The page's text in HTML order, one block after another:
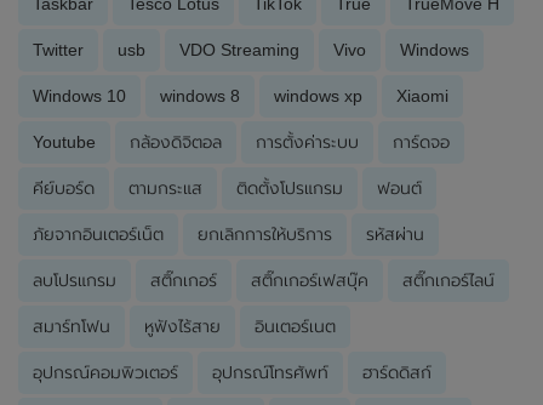
Taskbar Tesco Lotus TikTok True TrueMove H
Twitter usb VDO Streaming Vivo Windows
Windows 10 windows 8 windows xp Xiaomi
Youtube กล้องดิจิตอล การตั้งค่าระบบ การ์ดจอ
คีย์บอร์ด ตามกระแส ติดตั้งโปรแกรม ฟอนต์
ภัยจากอินเตอร์เน็ต ยกเลิกการให้บริการ รหัสผ่าน
ลบโปรแกรม สติ๊กเกอร์ สติ๊กเกอร์เฟสบุ๊ค สติ๊กเกอร์ไลน์
สมาร์ทโฟน หูฟังไร้สาย อินเตอร์เนต
อุปกรณ์คอมพิวเตอร์ อุปกรณ์โทรศัพท์ ฮาร์ดดิสก์